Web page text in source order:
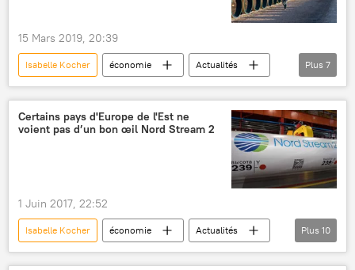
15 Mars 2019, 20:39
Isabelle Kocher économie
Actualités
Russie
France
Alexeï Miller
François Fillon
Nord Stream
gaz
livraisons
Plus 7
Certains pays d'Europe de l'Est ne
voient pas d’un bon œil Nord Stream 2
1 Juin 2017, 22:52
Isabelle Kocher économie
Actualités
Russie
France
Europe de l'Est
Plus 10